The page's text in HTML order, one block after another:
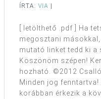
ÍRTA: VIA
[ letölthető .pdf ] Ha
megosztani
mutató linket tedd ki a
Köszönöm szépen!
hozható. ©2012
Minden jog
korábban érkezik a